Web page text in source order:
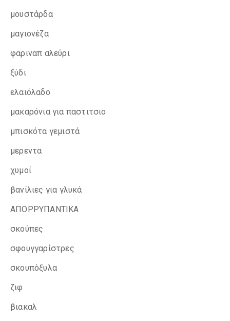
μουστάρδα
μαγιονέζα
φαριναπ αλεύρι
ξύδι
ελαιόλαδο
μακαρόνια για παστιτσιο
μπισκότα γεμιστά
μερεντα
χυμοί
βανίλιες για γλυκά
ΑΠΟΡΡΥΠΑΝΤΙΚΑ
σκούπες
σφουγγαρίστρες
σκουπόξυλα
ζιφ
βιακαλ